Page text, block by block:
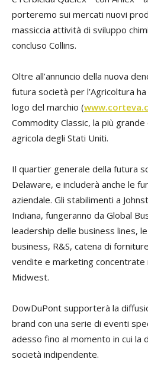
porteremo sui mercati nuovi
massiccia attività di sviluppo
concluso Collins.
Oltre all’annuncio della nuova
futura società per l’Agricoltura
logo del marchio (
Commodity Classic, la più
agricola degli Stati Uniti.
Il quartier generale della futura
Delaware, e includerà anche le
aziendale. Gli stabilimenti a
Indiana, fungeranno da Global
leadership delle business lines,
business, R&S, catena di
vendite e marketing concentrate
Midwest.
DowDuPont supporterà la
brand con una serie di eventi
adesso fino al momento in cui la
società indipendente.